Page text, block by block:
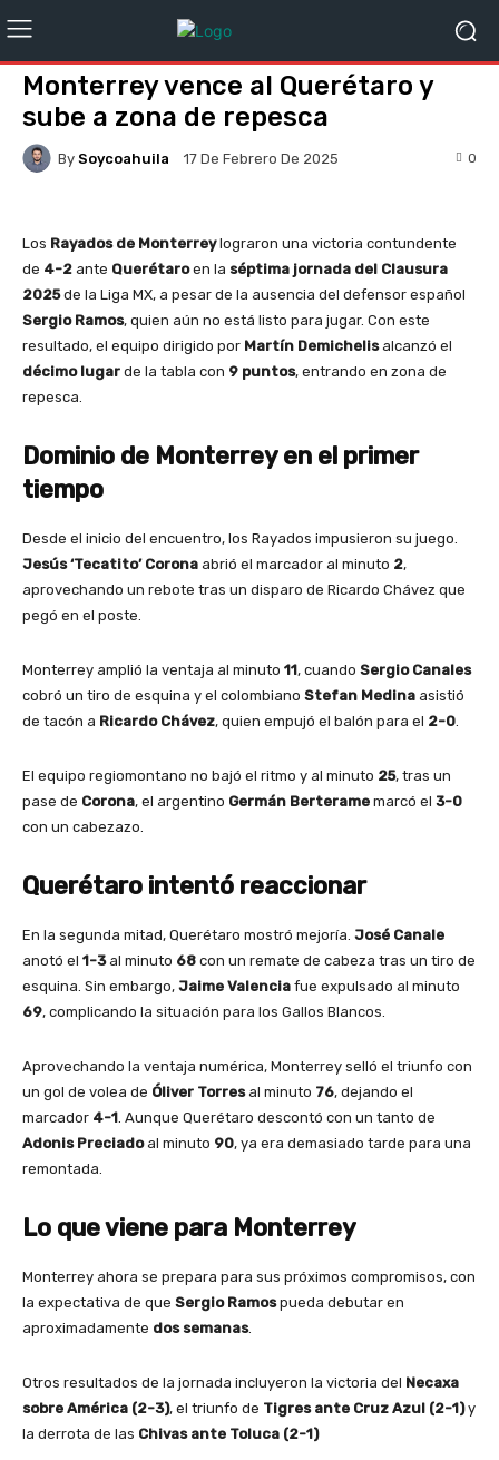
Monterrey vence al Querétaro y
sube a zona de repesca
By Soycoahuila 17 De Febrero De 2025 0
Los Rayados de Monterreylograron una victoria contundente
de 4-2 ante Querétaroen la séptima jornada del Clausura
2025de la Liga MX, a pesar de la ausencia del defensor español
Sergio Ramos, quien aún no está listo para jugar. Con este
resultado, el equipo dirigido por Martín Demichelisalcanzó el
décimo lugar de la tabla con 9 puntos, entrando en zona de
repesca.
Dominio de Monterrey en el primer
tiempo
Desde el inicio del encuentro, los Rayados impusieron su juego.
Jesús ‘Tecatito’ Corona abrió el marcador al minuto 2,
aprovechando un rebote tras un disparo de Ricardo Chávez que
pegó en el poste.
Monterrey amplió la ventaja al minuto 11, cuando Sergio Canales
cobró un tiro de esquina y el colombiano Stefan Medina asistió
de tacón a Ricardo Chávez, quien empujó el balón para el 2-0.
El equipo regiomontano no bajó el ritmo y al minuto 25, tras un
pase de Corona, el argentino Germán Berterame marcó el 3-0
con un cabezazo.
Querétaro intentó reaccionar
En la segunda mitad, Querétaro mostró mejoría. José Canale
anotó el 1-3al minuto 68 con un remate de cabeza tras un tiro de
esquina. Sin embargo, Jaime Valencia fue expulsado al minuto
69, complicando la situación para los Gallos Blancos.
Aprovechando la ventaja numérica, Monterrey selló el triunfo con
un gol de volea de Óliver Torresal minuto 76, dejando el
marcador 4-1. Aunque Querétaro descontó con un tanto de
Adonis Preciadoal minuto 90, ya era demasiado tarde para una
remontada.
Lo que viene para Monterrey
Monterrey ahora se prepara para sus próximos compromisos, con
la expectativa de que Sergio Ramospueda debutar en
aproximadamente dos semanas.
Otros resultados de la jornada incluyeron la victoria del Necaxa
sobre América (2-3), el triunfo de Tigres ante Cruz Azul (2-1)y
la derrota de las Chivas ante Toluca (2-1)